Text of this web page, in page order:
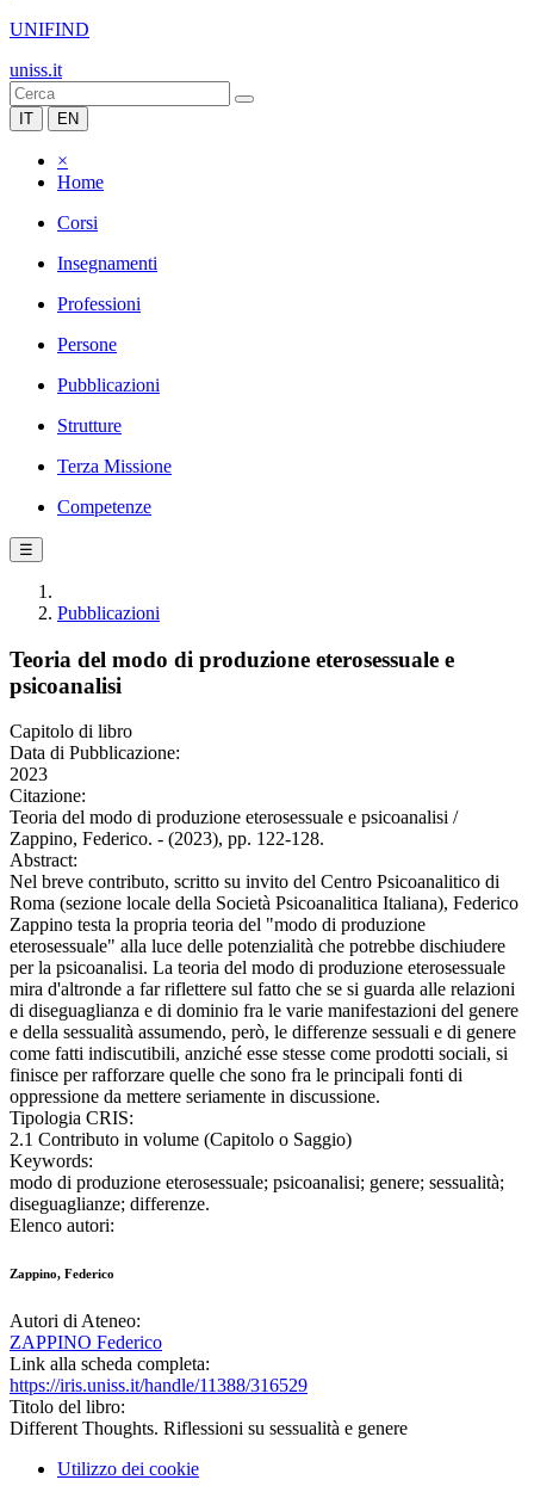
UNIFIND
uniss.it
IT EN
×
Home
Corsi
Insegnamenti
Professioni
Persone
Pubblicazioni
Strutture
Terza Missione
Competenze
☰
Pubblicazioni
Teoria del modo di produzione eterosessuale e
psicoanalisi
Capitolo di libro
Data di Pubblicazione:
2023
Citazione:
Teoria del modo di produzione eterosessuale e psicoanalisi /
Zappino, Federico. - (2023), pp. 122-128.
Abstract:
Nel breve contributo, scritto su invito del Centro Psicoanalitico di
Roma (sezione locale della Società Psicoanalitica Italiana), Federico
Zappino testa la propria teoria del "modo di produzione
eterosessuale" alla luce delle potenzialità che potrebbe dischiudere
per la psicoanalisi. La teoria del modo di produzione eterosessuale
mira d'altronde a far riflettere sul fatto che se si guarda alle relazioni
di diseguaglianza e di dominio fra le varie manifestazioni del genere
e della sessualità assumendo, però, le differenze sessuali e di genere
come fatti indiscutibili, anziché esse stesse come prodotti sociali, si
finisce per rafforzare quelle che sono fra le principali fonti di
oppressione da mettere seriamente in discussione.
Tipologia CRIS:
2.1 Contributo in volume (Capitolo o Saggio)
Keywords:
modo di produzione eterosessuale; psicoanalisi; genere; sessualità;
diseguaglianze; differenze.
Elenco autori:
Zappino, Federico
Autori di Ateneo:
ZAPPINO Federico
Link alla scheda completa:
https://iris.uniss.it/handle/11388/316529
Titolo del libro:
Different Thoughts. Riflessioni su sessualità e genere
Utilizzo dei cookie